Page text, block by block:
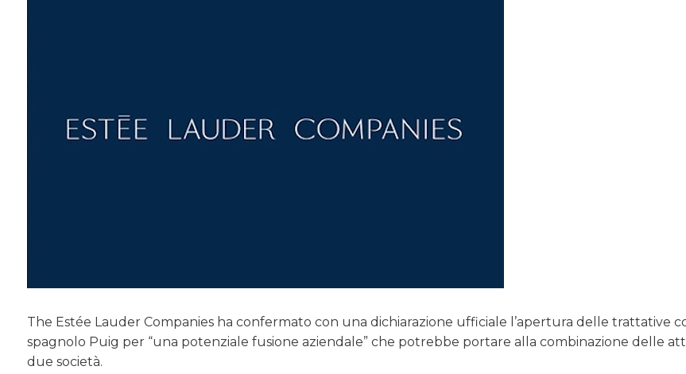
CASE HISTORY
The Estée Lauder Companies ha confermato con una dichiarazione ufficiale l’apertura delle trattative
spagnolo Puig per “una potenziale fusione aziendale” che potrebbe portare alla combinazione delle
due società.